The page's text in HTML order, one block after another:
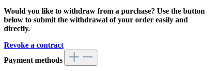
Would you like to withdraw from a purchase? Use the button
below to submit the withdrawal of your order easily and
directly.
Revoke a contract
Payment methods